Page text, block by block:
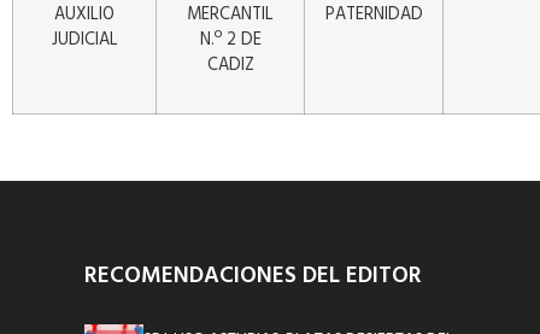
AUXILIO
JUDICIAL
MERCANTIL
N.º 2 DE
CADIZ
PATERNIDAD
RECOMENDACIONES DEL EDITOR